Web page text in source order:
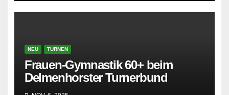
NEU TURNEN
Frauen-Gymnastik 60+ beim
Delmenhorster Turnerbund